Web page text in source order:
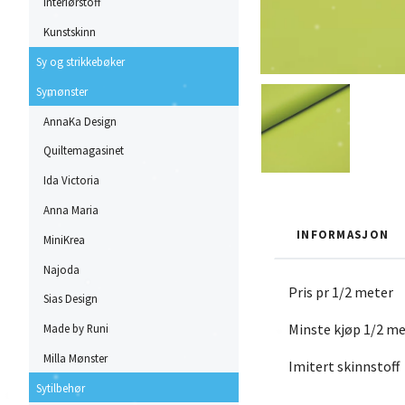
Kunstskinn
Sy og strikkebøker
Symønster
AnnaKa Design
Quiltemagasinet
Ida Victoria
Anna Maria
MiniKrea
Najoda
Sias Design
Made by Runi
Milla Mønster
Sytilbehør
INFORMASJON
Pris pr 1/2 meter
Minste kjøp 1/2
Imitert skinnstoff